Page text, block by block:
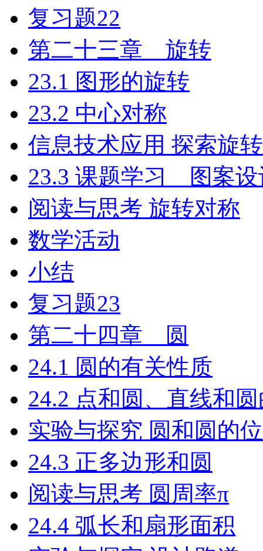
复习题22
第二十三章 旋转
23.1 图形的旋转
23.2 中心对称
信息技术应用 探索旋
23.3 课题学习 图案设
阅读与思考 旋转对称
数学活动
小结
复习题23
第二十四章 圆
24.1 圆的有关性质
24.2 点和圆、直线和
实验与探究 圆和圆的
24.3 正多边形和圆
阅读与思考 圆周率π
24.4 弧长和扇形面积